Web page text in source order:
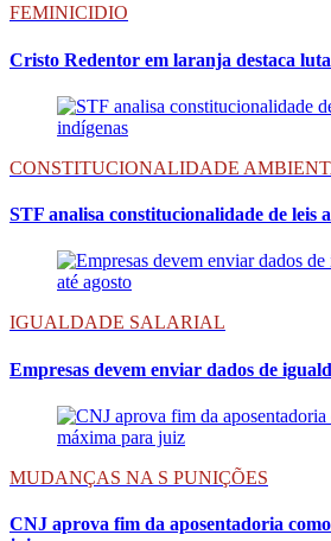
FEMINICIDIO
Cristo Redentor em laranja destaca
CONSTITUCIONALIDADE
STF analisa constitucionalidade de leis
IGUALDADE SALARIAL
Empresas devem enviar dados de
MUDANÇAS NA S PUNIÇÕES
CNJ aprova fim da aposentadoria